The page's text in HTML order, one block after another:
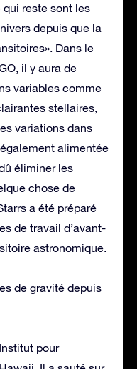
reste sont les
depuis que la
Dans le
il y aura de
variables comme
stellaires,
variations dans
alimentée
éliminer les
chose de
a été préparé
de travail d’avant-
astronomique.
de gravité depuis
pour